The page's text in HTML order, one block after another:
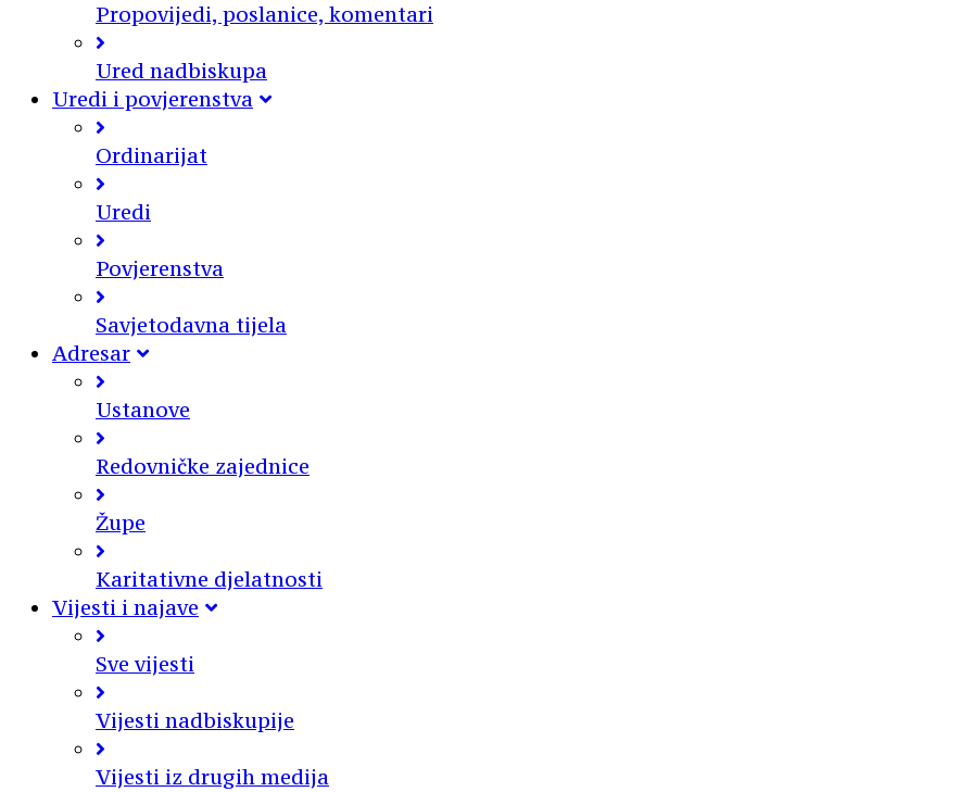
Propovijedi, poslanice, komentari
Ured nadbiskupa
Uredi i povjerenstva
Ordinarijat
Uredi
Povjerenstva
Savjetodavna tijela
Adresar
Ustanove
Redovničke zajednice
Župe
Karitativne djelatnosti
Vijesti i najave
Sve vijesti
Vijesti nadbiskupije
Vijesti iz drugih medija